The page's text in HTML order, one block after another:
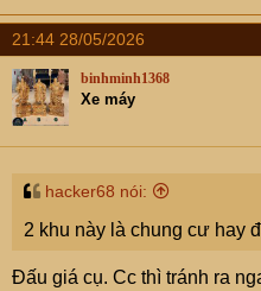
21:44 28/05/2026
binhminh1368
Xe máy
hacker68 nói:
2 khu này là chung cư hay
Đấu giá cụ. Cc thì tránh ra